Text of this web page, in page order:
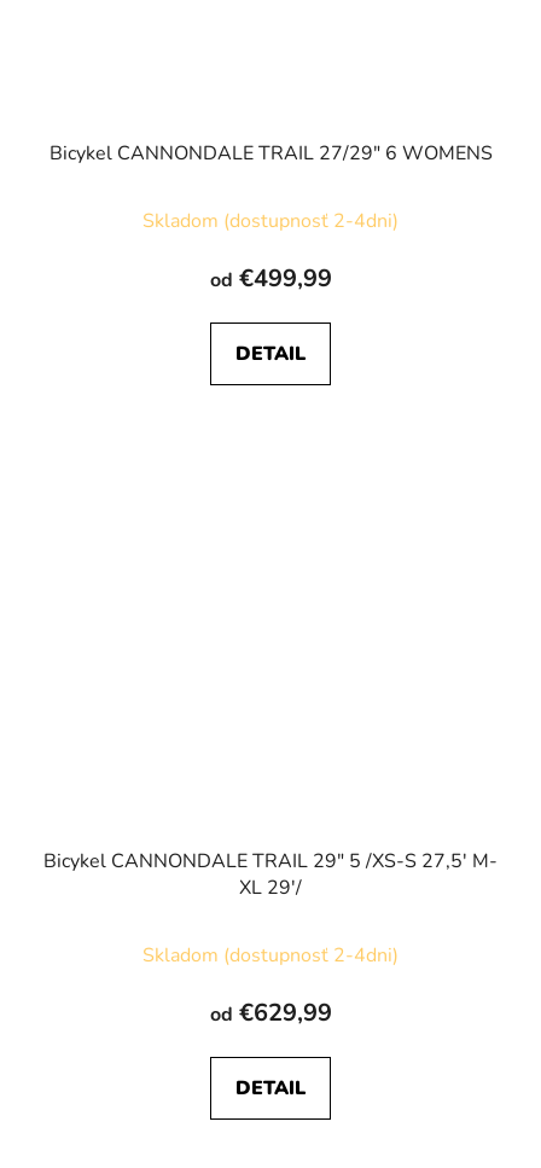
Bicykel CANNONDALE TRAIL 27/29" 6 WOMENS
Skladom (dostupnosť 2-4dni)
od €499,99
DETAIL
Bicykel CANNONDALE TRAIL 29" 5 /XS-S 27,5' M-
XL 29'/
Skladom (dostupnosť 2-4dni)
od €629,99
DETAIL